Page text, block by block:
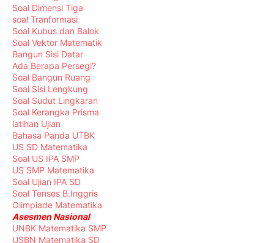
Soal Dimensi Tiga
soal Tranformasi
Soal Kubus dan Balok
Soal Vektor Matematik
Bangun Sisi Datar
Ada Berapa Persegi?
Soal Bangun Ruang
Soal Sisi Lengkung
Soal Sudut Lingkaran
Soal Kerangka Prisma
latihan Ujian
Bahasa Panda UTBK
US SD Matematika
Soal US IPA SMP
US SMP Matematika
Soal Ujian IPA SD
Soal Tenses B.Inggris
Olimpiade Matematika
Asesmen Nasional
UNBK Matematika SMP
USBN Matematika SD